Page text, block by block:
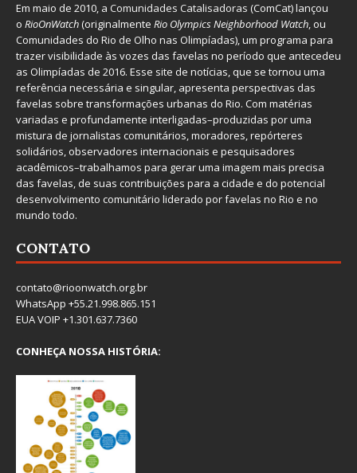
Em maio de 2010, a Comunidades Catalisadoras (ComCat) lançou
o RioOnWatch(originalmente Rio Olympics Neighborhood Watch, ou
Comunidades do Rio de Olho nas Olimpíadas), um programa para
trazer visibilidade às vozes das favelas no período que antecedeu
as Olimpíadas de 2016. Esse site de notícias, que se tornou uma
referência necessária e singular, apresenta perspectivas das
favelas sobre transformações urbanas do Rio. Com matérias
variadas e profundamente interligadas–produzidas por uma
mistura de jornalistas comunitários, moradores, repórteres
solidários, observadores internacionais e pesquisadores
acadêmicos–trabalhamos para gerar uma imagem mais precisa
das favelas, de suas contribuições para a cidade e do potencial
desenvolvimento comunitário liderado por favelas no Rio e no
mundo todo.
CONTATO
contato@rioonwatch.org.br
WhatsApp +55.21.998.865.151
EUA VOIP +1.301.637.7360
CONHEÇA NOSSA HISTÓRIA: